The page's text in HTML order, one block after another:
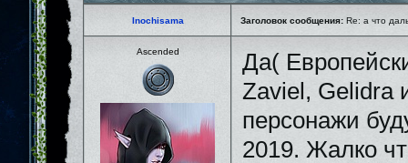
Inochisama Заголовок сообщения: Re: а что
Ascended
Да(
Zaviel, Gelidra
персонажи
2019. Жалко